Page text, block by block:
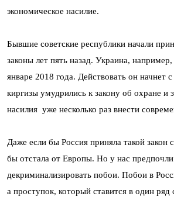
экономическое насилие.
Бывшие советские республики начали
законы лет пять назад. Украина,
январе 2018 года. Действовать он начнет
киргизы умудрились к закону об охране и
насилия уже несколько раз внести
Даже если бы Россия приняла такой закон
бы отстала от Европы. Но у нас предпочли
декриминализировать побои. Побои в
а проступок, который ставится в один ряд